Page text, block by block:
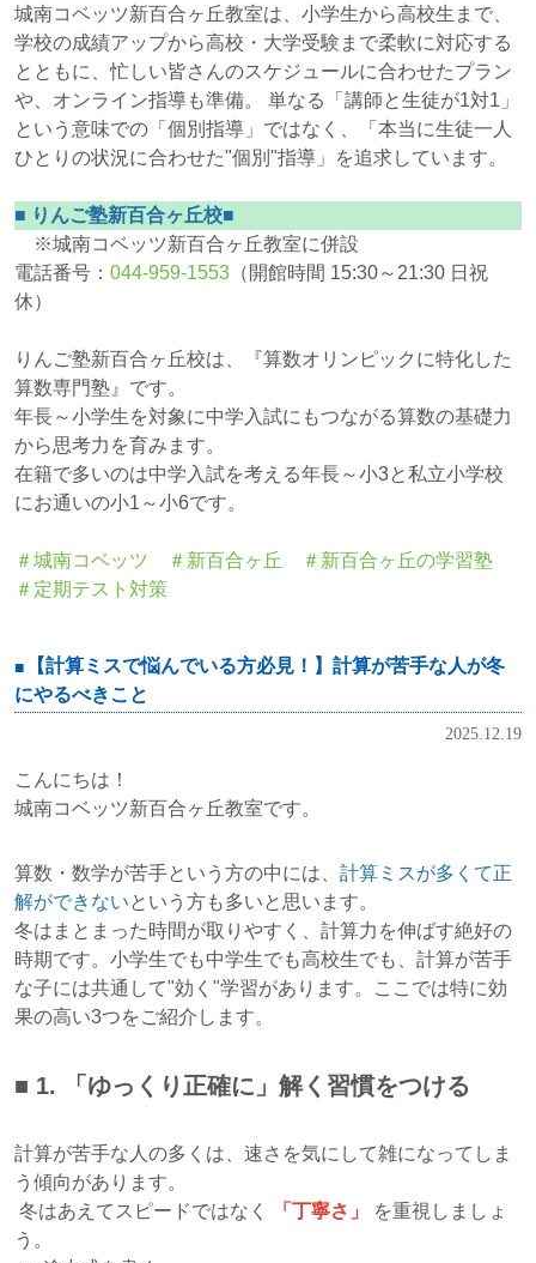
城南コベッツ新百合ヶ丘教室は、小学生から高校生まで、
学校の成績アップから高校・大学受験まで柔軟に対応する
とともに、忙しい皆さんのスケジュールに合わせたプラン
や、オンライン指導も準備。 単なる「講師と生徒が1対1」
という意味での「個別指導」ではなく、「本当に生徒一人
ひとりの状況に合わせた"個別"指導」を追求しています。
■ りんご塾新百合ヶ丘校■
※城南コベッツ新百合ヶ丘教室に併設
電話番号： 044-959-1553 （開館時間 15:30～21:30 日祝
休）
りんご塾新百合ヶ丘校は、『算数オリンピックに特化した
算数専門塾』です。
年長～小学生を対象に中学入試にもつながる算数の基礎力
から思考力を育みます。
在籍で多いのは中学入試を考える年長～小3と私立小学校
にお通いの小1～小6です。
＃城南コベッツ ＃新百合ヶ丘
＃新百合ヶ丘の学習塾
＃定期テスト対策
【計算ミスで悩んでいる方必見！】計算が苦手な人が冬
にやるべきこと
2025.12.19
こんにちは！
城南コベッツ新百合ヶ丘教室です。
算数・数学が苦手という方の中には、 計算ミスが多くて正
解ができないという方も多いと思います。
冬はまとまった時間が取りやすく、計算力を伸ばす絶好の
時期です。小学生でも中学生でも高校生でも、計算が苦手
な子には共通して"効く"学習があります。ここでは特に効
果の高い3つをご紹介します。
■ 1. 「ゆっくり正確に」解く習慣をつける
計算が苦手な人の多くは、速さを気にして雑になってしま
う傾向があります。
冬はあえてスピードではなく
「丁寧さ」
を重視しましょ
う。